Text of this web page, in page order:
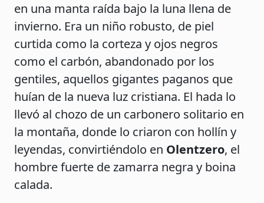
en una manta raída bajo la luna llena de
invierno. Era un niño robusto, de piel
curtida como la corteza y ojos negros
como el carbón, abandonado por los
gentiles, aquellos gigantes paganos que
huían de la nueva luz cristiana. El hada lo
llevó al chozo de un carbonero solitario en
la montaña, donde lo criaron con hollín y
leyendas, convirtiéndolo en Olentzero, el
hombre fuerte de zamarra negra y boina
calada.